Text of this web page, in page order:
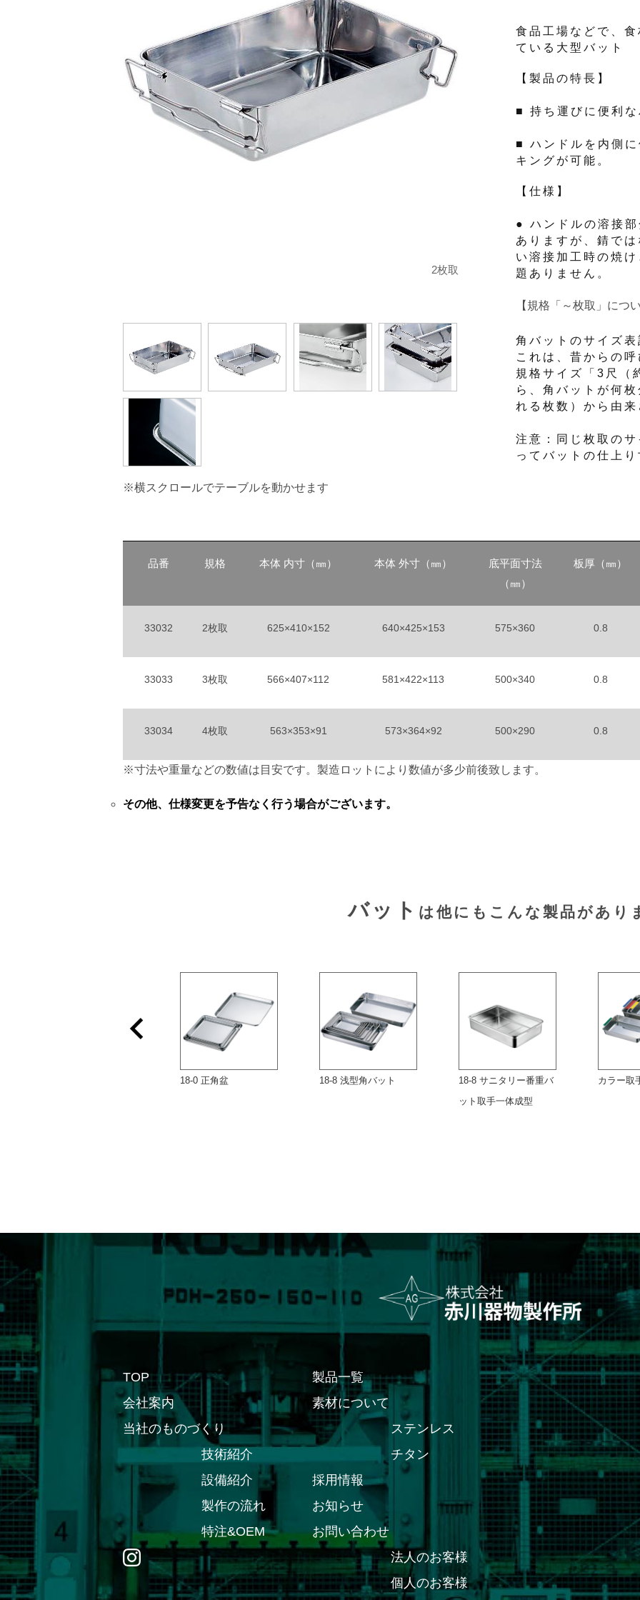
2枚取
食品工場などで、
ている大型バット
【製品の特長】
■ 持ち運びに便利な
■ ハンドルを内側
キングが可能。
【仕様】
● ハンドルの溶接
ありますが、錆で
い溶接加工時の焼
題ありません。
【規格「～枚取」につい
角バットのサイズ
これは、昔からの
規格サイズ「3尺（
ら、角バットが何
れる枚数）から由
注意：同じ枚取の
ってバットの仕上
※横スクロールでテーブルを動かせます
品番 規格 本体 内寸（㎜） 本体 外寸（㎜）
底平面寸法
（㎜）
板厚（㎜）
33032 2枚取 625×410×152 640×425×153 575×360 0.8
33033 3枚取 566×407×112 581×422×113 500×340 0.8
33034 4枚取 563×353×91 573×364×92 500×290 0.8
※寸法や重量などの数値は目安です。製造ロットにより数値が多少前後致します。
その他、仕様変更を予告なく行う場合がございます。
バット は他にもこんな製品があり
18-0 正角盆 18-8 浅型角バット
18-8 サニタリー番重バ
ット取手一体成型
カラー取
TOP
会社案内
当社のものづくり
技術紹介
設備紹介
製作の流れ
特注&OEM
製品一覧
素材について
ステンレス
チタン
採用情報
お知らせ
お問い合わせ
法人のお客様
個人のお客様